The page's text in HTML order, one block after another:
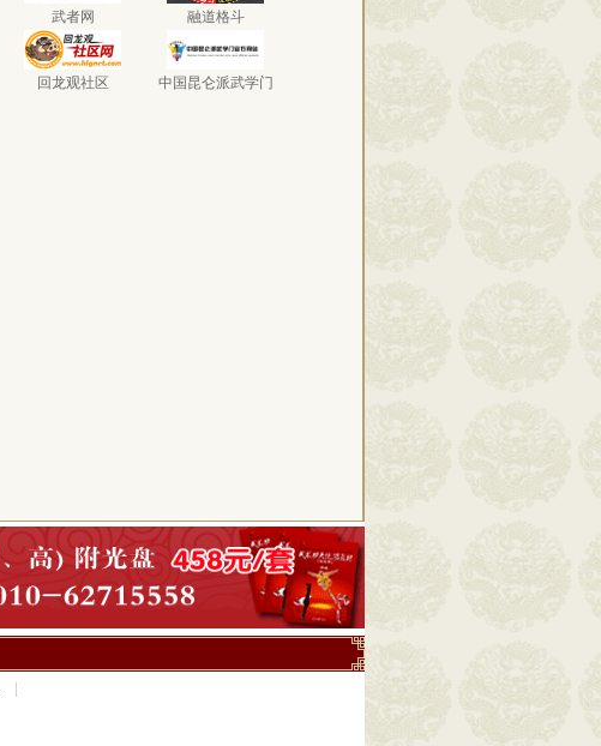
武者网 融道格斗
回龙观社区 中国昆仑派武学门